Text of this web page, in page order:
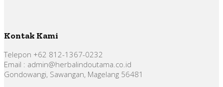
Kontak Kami
Telepon +62 812-1367-0232
Email : admin@herbalindoutama.co.id
Gondowangi, Sawangan, Magelang 56481